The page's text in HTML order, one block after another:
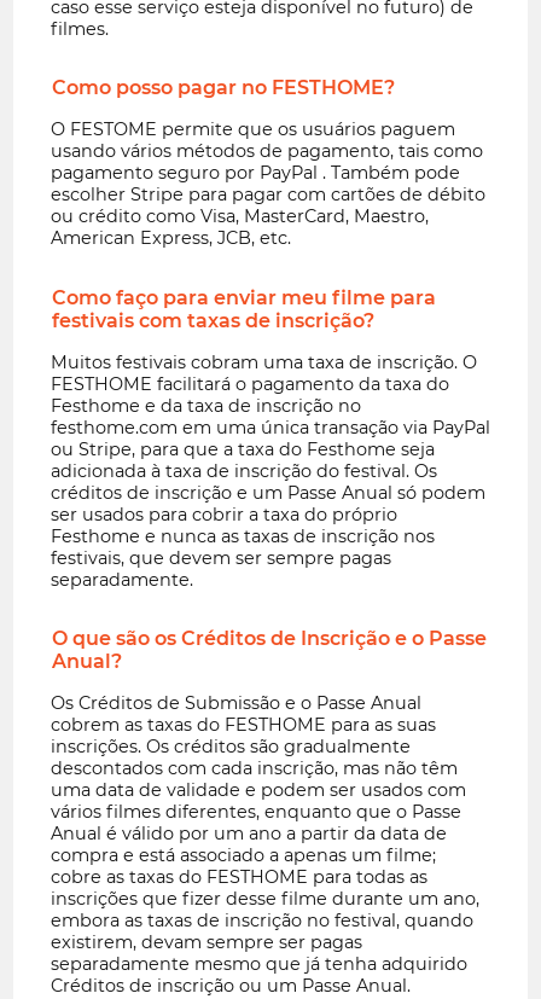
caso esse serviço esteja disponível no futuro) de
filmes.
Como posso pagar no FESTHOME?
O FESTOME permite que os usuários paguem
usando vários métodos de pagamento, tais como
pagamento seguro por PayPal . Também pode
escolher Stripe para pagar com cartões de débito
ou crédito como Visa, MasterCard, Maestro,
American Express, JCB, etc.
Como faço para enviar meu filme para
festivais com taxas de inscrição?
Muitos festivais cobram uma taxa de inscrição. O
FESTHOME facilitará o pagamento da taxa do
Festhome e da taxa de inscrição no
festhome.com em uma única transação via PayPal
ou Stripe, para que a taxa do Festhome seja
adicionada à taxa de inscrição do festival. Os
créditos de inscrição e um Passe Anual só podem
ser usados para cobrir a taxa do próprio
Festhome e nunca as taxas de inscrição nos
festivais, que devem ser sempre pagas
separadamente.
O que são os Créditos de Inscrição e o Passe
Anual?
Os Créditos de Submissão e o Passe Anual
cobrem as taxas do FESTHOME para as suas
inscrições. Os créditos são gradualmente
descontados com cada inscrição, mas não têm
uma data de validade e podem ser usados com
vários filmes diferentes, enquanto que o Passe
Anual é válido por um ano a partir da data de
compra e está associado a apenas um filme;
cobre as taxas do FESTHOME para todas as
inscrições que fizer desse filme durante um ano,
embora as taxas de inscrição no festival, quando
existirem, devam sempre ser pagas
separadamente mesmo que já tenha adquirido
Créditos de inscrição ou um Passe Anual.